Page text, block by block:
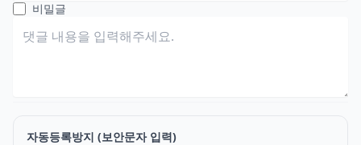
비밀글
자동등록방지 (보안문자 입력)